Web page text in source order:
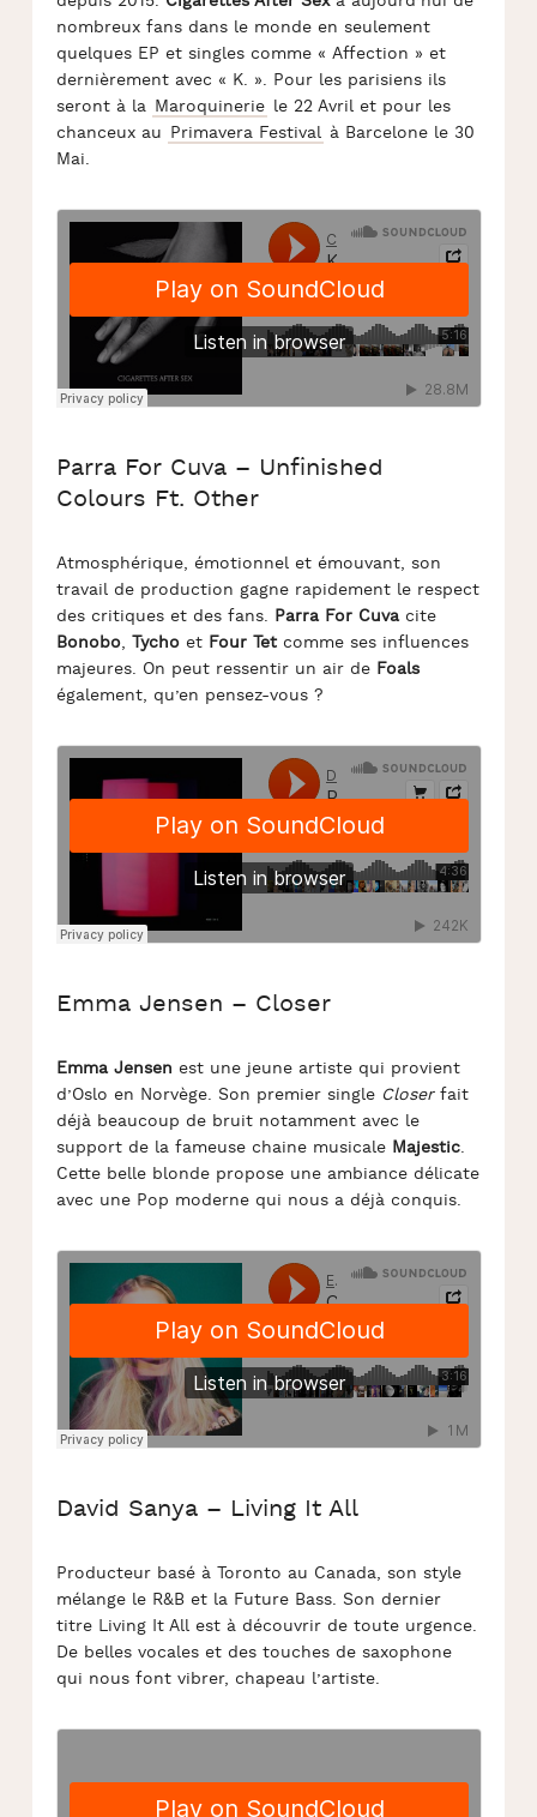
nombreux fans dans le monde en seulement
quelques EP et singles comme « Affection » et
dernièrement avec « K. ». Pour les parisiens ils
seront à la Maroquinerie le 22 Avril et pour les
chanceux au Primavera Festival à Barcelone le 30
Mai.
Parra For Cuva – Unfinished
Colours Ft. Other
Atmosphérique, émotionnel et émouvant, son
travail de production gagne rapidement le respect
des critiques et des fans. Parra For Cuvacite
Bonobo, Tychoet Four Tetcomme ses influences
majeures. On peut ressentir un air de Foals
également, qu’en pensez-vous ?
Emma Jensen – Closer
Emma Jensen est une jeune artiste qui provient
d’Oslo en Norvège. Son premier single Closerfait
déjà beaucoup de bruit notamment avec le
support de la fameuse chaine musicale Majestic.
Cette belle blonde propose une ambiance délicate
avec une Pop moderne qui nous a déjà conquis.
David Sanya – Living It All
Producteur basé à Toronto au Canada, son style
mélange le R&B et la Future Bass. Son dernier
titre Living It All est à découvrir de toute urgence.
De belles vocales et des touches de saxophone
qui nous font vibrer, chapeau l’artiste.